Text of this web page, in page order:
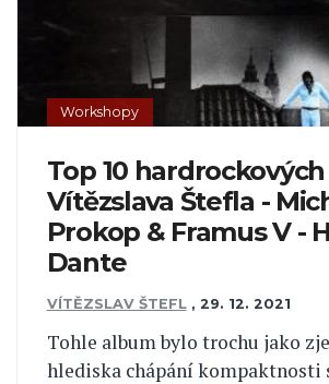
Workshopy
Top 10
Vítězslava Štefla -
Prokop & Framus V -
Dante
VÍTĚZSLAV ŠTEFL , 29. 12. 2021
Tohle album bylo trochu jako
hlediska chápání kompaktnosti